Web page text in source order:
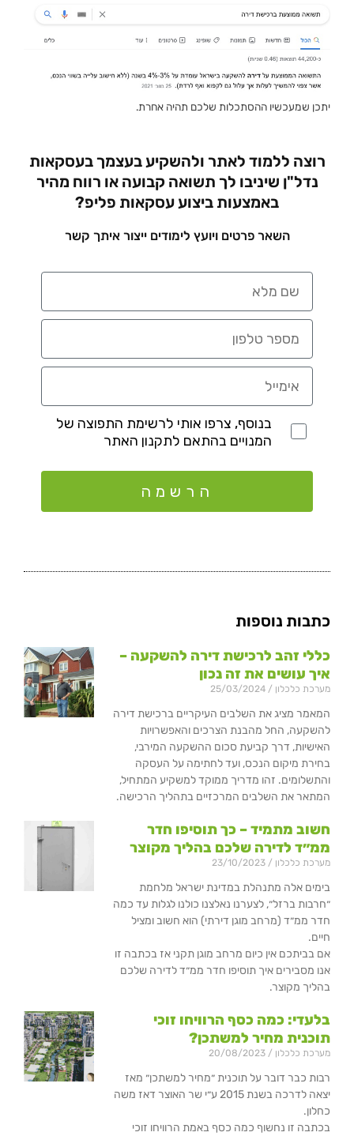
יתכן שמעכשיו ההסתכלות שלכם תהיה אחרת.
רוצה ללמוד לאתר ולהשקיע בעצמך בעסקאות
נדל"ן שיניבו לך תשואה קבועה או רווח מהיר
באמצעות ביצוע עסקאות פליפ?
השאר פרטים ויועץ לימודים ייצור איתך קשר
בנוסף, צרפו אותי לרשימת התפוצה של
המנויים בהתאם לתקנון האתר
הרשמה
כתבות נוספות
כללי זהב לרכישת דירה להשקעה –
איך עושים את זה נכון
מערכת כלכלון
המאמר מציג את השלבים העיקריים ברכישת דירה
להשקעה, החל מהבנת הצרכים והאפשרויות
האישיות, דרך קביעת סכום ההשקעה המירבי,
בחירת מיקום הנכס, ועד לחתימה על העסקה
והתשלומים. זהו מדריך ממוקד למשקיע המתחיל,
המתאר את השלבים המרכזיים בתהליך הרכישה.
חשוב מתמיד – כך תוסיפו חדר
ממ״ד לדירה שלכם בהליך מקוצר
מערכת כלכלון
בימים אלה מתנהלת במדינת ישראל מלחמת
״חרבות ברזל״, לצערנו נאלצנו כולנו לגלות עד כמה
חדר ממ״ד (מרחב מוגן דירתי) הוא חשוב ומציל
חיים.
אם בביתכם אין כיום מרחב מוגן תקני אז בכתבה זו
אנו מסבירים איך תוסיפו חדר ממ״ד לדירה שלכם
בהליך מקוצר.
בלעדי: כמה כסף הרוויחו זוכי
תוכנית מחיר למשתכן?
מערכת כלכלון
רבות כבר דובר על תוכנית ״מחיר למשתכן״ מאז
יצאה לדרכה בשנת 2015 ע״י שר האוצר דאז משה
כחלון.
בכתבה זו נחשוף כמה כסף באמת הרוויחו זוכי